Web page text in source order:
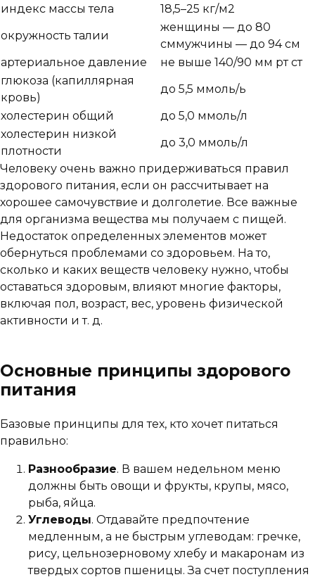
индекс массы тела
18,5–25 кг/м2
окружность талии
женщины — до 80
сммужчины — до 94 см
артериальное давление
не выше 140/90 мм рт ст
глюкоза (капиллярная
кровь)
до 5,5 ммоль/ь
холестерин общий
до 5,0 ммоль/л
холестерин низкой
плотности
до 3,0 ммоль/л
Человеку очень важно придерживаться правил
здорового питания, если он рассчитывает на
хорошее самочувствие и долголетие. Все важные
для организма вещества мы получаем с пищей.
Недостаток определенных элементов может
обернуться проблемами со здоровьем. На то,
сколько и каких веществ человеку нужно, чтобы
оставаться здоровым, влияют многие факторы,
включая пол, возраст, вес, уровень физической
активности и т. д.
Основные принципы здорового
питания
Базовые принципы для тех, кто хочет питаться
правильно:
Разнообразие. В вашем недельном меню
должны быть овощи и фрукты, крупы, мясо,
рыба, яйца.
Углеводы. Отдавайте предпочтение
медленным, а не быстрым углеводам: гречке,
рису, цельнозерновому хлебу и макаронам из
твердых сортов пшеницы. За счет поступления